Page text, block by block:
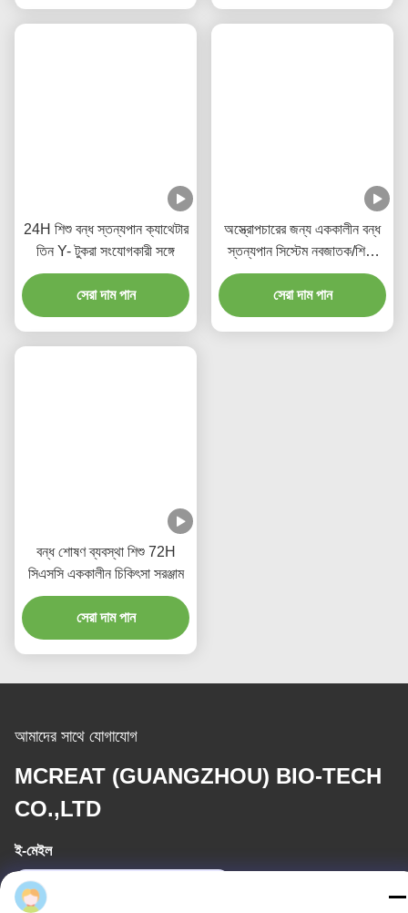
72h ডাবল স্পাইভেল এলকো
প্রাপ্তবয়স্কদের জন্য
24H শিশু বন্ধ স্তন্যপান ক্যাথেটার
তিন Y- টুকরা সংযোগকারী সঙ্গে
অস্ত্রোপচারের জন্য এককালীন বন্ধ
স্তন্যপান সিস্টেম নবজাতক/শিশু-
অঙ্গুষ্ঠ
বন্ধ শোষণ ব্যবস্থা শিশু 72H
সিএসসি এককালীন চিকিৎসা সরঞ্জাম
আমাদের সাথে যোগাযোগ
MCREAT (GUANGZHOU) BIO-TECH
CO.,LTD